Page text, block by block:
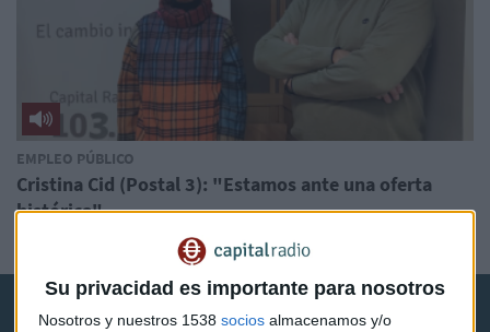
Su privacidad es importante para nosotros
Nosotros y nuestros 1538 socios almacenamos y/o
EMPLEO PÚBLICO
Cristina Cid (Postal 3): "Estamos ante una oferta
histórica"